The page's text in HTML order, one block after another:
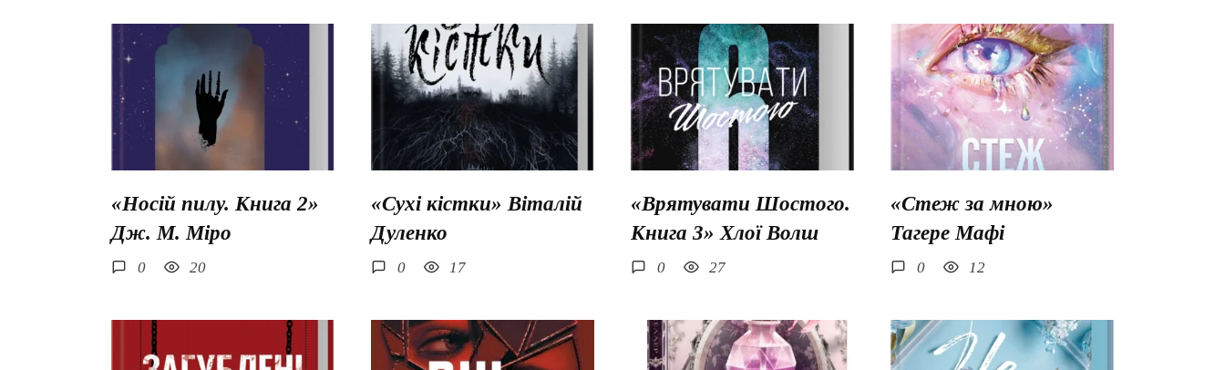
«Носій пилу. Книга 2»
Дж. М. Міро
0 20
«Сухі кістки» Віталій
Дуленко
0 17
«Врятувати Шостого.
Книга 3» Хлої Волш
0 27
«Стеж за мною»
Тагере Мафі
0 12